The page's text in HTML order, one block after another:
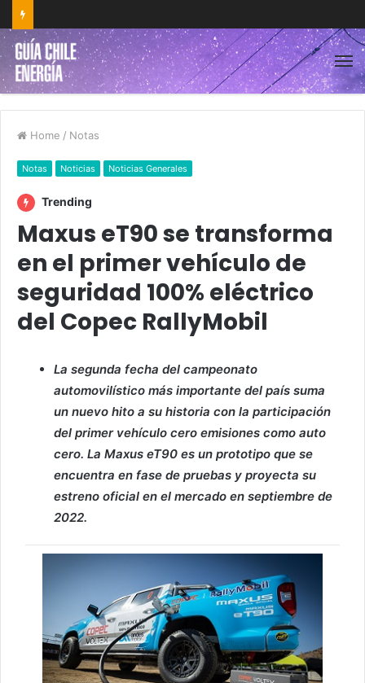
Home / Notas
Notas Noticias Noticias Generales
Trending
Maxus eT90 se transforma
en el primer vehículo de
seguridad 100% eléctrico
del Copec RallyMobil
La segunda fecha del campeonato
automovilístico más importante del país suma
un nuevo hito a su historia con la participación
del primer vehículo cero emisiones como auto
cero. La Maxus eT90 es un prototipo que se
encuentra en fase de pruebas y proyecta su
estreno oficial en el mercado en septiembre de
2022.